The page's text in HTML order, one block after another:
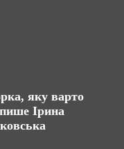
яку варто
Ірина